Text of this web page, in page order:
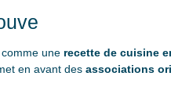
une recette de cuisine
en avant des associations